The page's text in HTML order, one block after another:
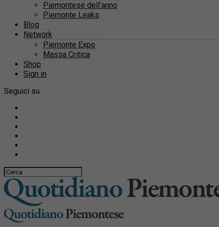
Piemontese dell’anno
Piemonte Leaks
Blog
Network
Piemonte Expo
Massa Critica
Shop
Sign in
Seguici su